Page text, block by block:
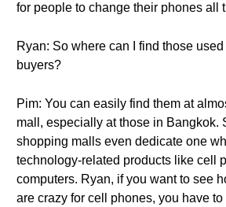
for people to change their phones all
Ryan: So where can I find those
buyers?
Pim: You can easily find them at
mall, especially at those in Bangkok.
shopping malls even dedicate one
technology-related products like cell
computers. Ryan, if you want to see
are crazy for cell phones, you have